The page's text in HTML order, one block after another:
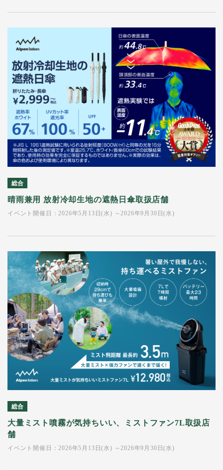
総合
晴雨兼用 放射冷却生地の遮熱日傘取扱店舗
イベント開催日：2026年5月13日(水) ～2026年9月30日(水)
総合
大量ミスト噴霧が気持ちいい、ミストファン7L取扱店
舗
イベント開催日：2026年5月13日(水) ～2026年9月30日(水)